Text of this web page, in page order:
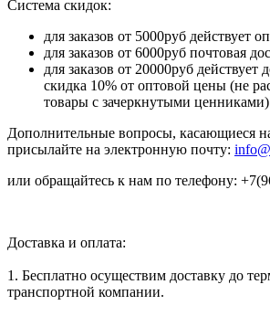
Система скидок:
для заказов от 5000руб действует
для заказов от 6000руб почтовая
для заказов от 20000руб действует
скидка 10% от оптовой цены (не
товары с зачеркнутыми ценниками)
Дополнительные вопросы, касающиеся
присылайте на электронную почту:
или обращайтесь к нам по телефону:
Доставка и оплата:
1. Бесплатно осуществим доставку до
транспортной компании.